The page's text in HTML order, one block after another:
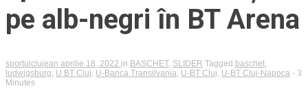
pe alb-negri în BT Arena
sportulclujean aprilie 18, 2022 in BASCHET, SLIDER Tagged baschet
ludwigsburg U BT Cluj U-Banca Transilvania U-BT Cluj U-BT Cluj-Napoca - 3
Minutes